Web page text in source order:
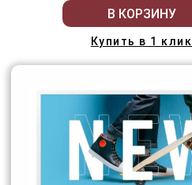
В КОРЗИНУ
Купить в 1 клик